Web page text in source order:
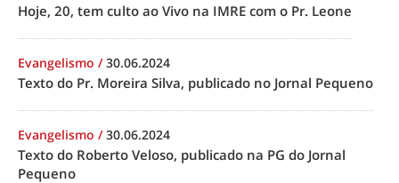
Hoje, 20, tem culto ao Vivo na IMRE com o Pr. Leone
Evangelismo /30.06.2024
Texto do Pr. Moreira Silva, publicado no Jornal Pequeno
Evangelismo /30.06.2024
Texto do Roberto Veloso, publicado na PG do Jornal
Pequeno